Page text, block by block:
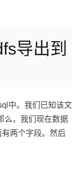
导出到
中。我们已知该文
么，我们现在数据
两个字段。然后